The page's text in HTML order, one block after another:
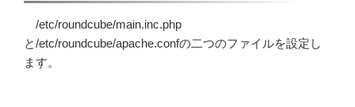
/etc/roundcube/main.inc.php
と/etc/roundcube/apache.confの二つのファイルを設定し
ます。